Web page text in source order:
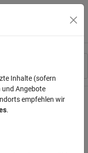
Inhalte (sofern
Angebote
empfehlen wir
.